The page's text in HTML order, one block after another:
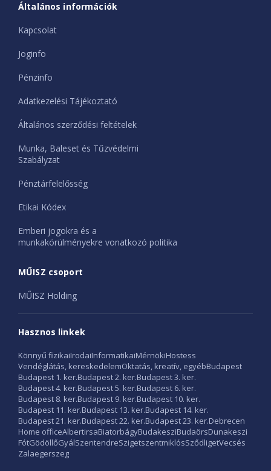
Általános információk
Kapcsolat
Joginfo
Pénzinfo
Adatkezelési Tájékoztató
Általános szerződési feltételek
Munka, Baleset és Tűzvédelmi
Szabályzat
Pénztárfelelősség
Etikai Kódex
Emberi jogokra és a
munkakörülményekre vonatkozó politika
MŰISZ csoport
MŰISZ Holding
Hasznos linkek
Könnyű fizikaiIrodaiInformatikaiMérnökiHostess
Vendéglátás, kereskedelemOktatás, kreatív, egyébBudapest
Budapest 1. ker.Budapest 2. ker.Budapest 3. ker.
Budapest 4. ker.Budapest 5. ker.Budapest 6. ker.
Budapest 8. ker.Budapest 9. ker.Budapest 10. ker.
Budapest 11. ker.Budapest 13. ker.Budapest 14. ker.
Budapest 21. ker.Budapest 22. ker.Budapest 23. ker.Debrecen
Home officeAlbertirsaBiatorbágyBudakesziBudaörsDunakeszi
FótGödöllőGyálSzentendreSzigetszentmiklósSződligetVecsés
Zalaegerszeg